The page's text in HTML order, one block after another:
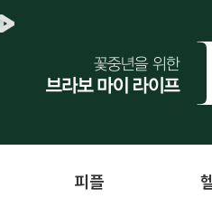
피플